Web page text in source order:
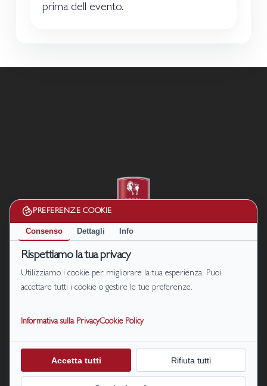
PREFERENZE COOKIE
Consenso Dettagli Info
Rispettiamo la tua privacy
Utilizziamo i cookie per migliorare la tua esperienza. Puoi
accettare tutti i cookie o gestire le tue preferenze.
Informativa sulla PrivacyCookie Policy
Accetta tutti Rifiuta tutti
prima dell evento.
Cookie Policy|
Disconoscimento
01990680561
+39331 4911107| Email:prenotazioni@ilpoderedimarfisa.it
CIN: IT056026B56QX824NP